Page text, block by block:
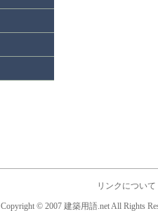
リンクについて
Copyright © 2007 建築用語.net All Rights